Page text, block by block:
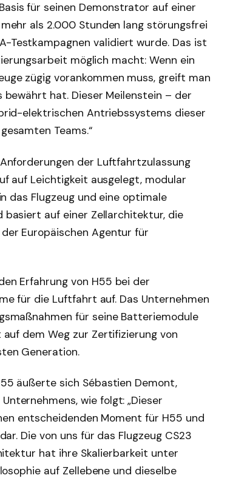
für seinen Demonstrator auf einer
als 2.000 Stunden lang störungsfrei
Testkampagnen validiert wurde. Das ist
möglich macht: Wenn ein
zügig vorankommen muss, greift man
hat. Dieser Meilenstein – der
elektrischen Antriebssystems dieser
Teams.“
der Luftfahrtzulassung
auf Leichtigkeit ausgelegt, modular
das Flugzeug und eine optimale
basiert auf einer Zellarchitektur, die
Europäischen Agentur für
Erfahrung von H55 bei der
für die Luftfahrt auf. Das Unternehmen
für seine Batteriemodule
dem Weg zur Zertifizierung von
Generation.
äußerte sich Sébastien Demont,
wie folgt: „Dieser
entscheidenden Moment für H55 und
Die von uns für das Flugzeug CS23
hat ihre Skalierbarkeit unter
auf Zellebene und dieselbe